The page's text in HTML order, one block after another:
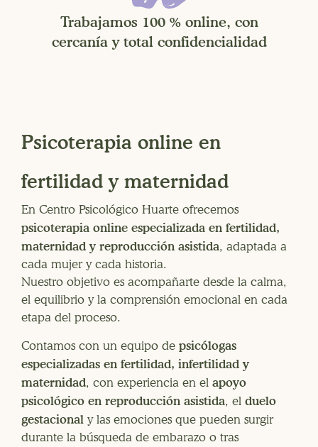
Trabajamos 100 % online, con
cercanía y total confidencialidad
Psicoterapia online en
fertilidad y maternidad
En Centro Psicológico Huarte ofrecemos
psicoterapia online especializada en fertilidad,
maternidad y reproducción asistida, adaptada a
cada mujer y cada historia.
Nuestro objetivo es acompañarte desde la calma,
el equilibrio y la comprensión emocional en cada
etapa del proceso.
Contamos con un equipo de psicólogas
especializadas en fertilidad, infertilidad y
maternidad, con experiencia en el apoyo
psicológico en reproducción asistida, el duelo
gestacional y las emociones que pueden surgir
durante la búsqueda de embarazo o tras